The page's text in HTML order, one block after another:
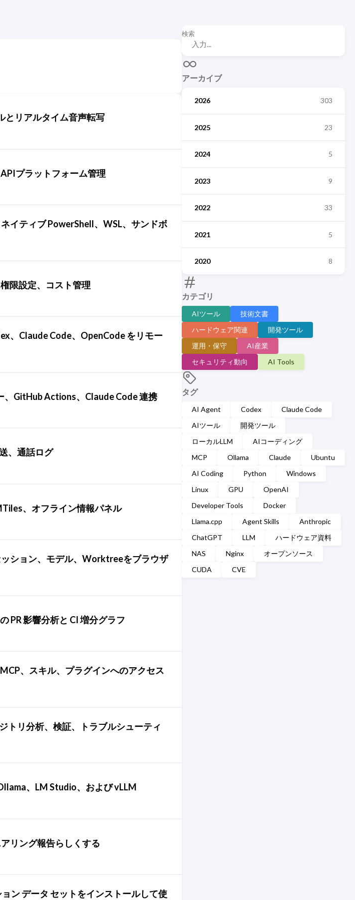
検索
アーカイブ
2026 303
2025 23
2024 5
2023 9
2022 33
2021 5
2020 8
カテゴリ
AIツール
技術文書
ハードウェア関連
開発ツール
運用・保守
AI産業
セキュリティ動向
AI Tools
タグ
AI Agent Codex
Claude Code
AIツール
開発ツール
ローカルLLM
AIコーディング
MCP
Ollama Claude
Ubuntu
AI Coding
Python
Windows
Linux
GPU
OpenAI
Developer Tools
Docker
Llama.cpp
Agent Skills
Anthropic
ChatGPT
LLM
ハードウェア資料
NAS
Nginx
オープンソース
CUDA
CVE
とリアルタイム音声転写
プラットフォーム管理
イティブ PowerShell、WSL、サンドボ
限設定、コスト管理
、Claude Code、OpenCode をリモー
、GitHub Actions、Claude Code 連携
、通話ログ
、オフライン情報パネル
ション、モデル、Worktreeをブラウザ
PR 影響分析と CI 増分グラフ
、スキル、プラグインへのアクセス
トリ分析、検証、トラブルシューティ
、LM Studio、および vLLM
リング報告らしくする
ン データ セットをインストールして使